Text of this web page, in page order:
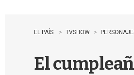
EL PAÍS TVSHOW
El